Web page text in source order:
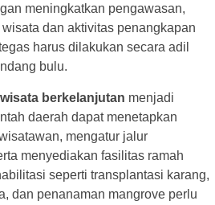
meningkatkan pengawasan,
dan aktivitas penangkapan
harus dilakukan secara adil
bulu.
berkelanjutan menjadi
daerah dapat menetapkan
mengatur jalur
menyediakan fasilitas ramah
seperti transplantasi karang,
dan penanaman mangrove perlu